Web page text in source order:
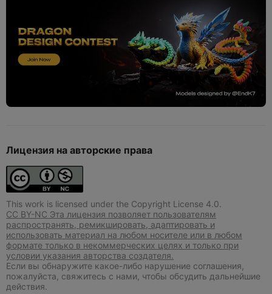
Лицензия на авторские права
This work is licensed under the Copyright License 4.0.
CC BY-NC Эта лицензия позволяет пользователям
распространять, ремикшировать, адаптировать и
использовать материал на любом носителе или в любом
формате только в некоммерческих целях и только при
условии указания авторства создателя.
Если вы обнаружите какое-либо нарушение соглашения,
пожалуйста, свяжитесь с нами, чтобы обсудить дальнейшие
действия.